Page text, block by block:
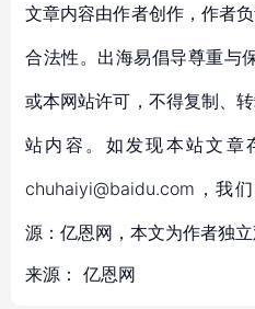
文章内容由作者创作，作者
合法性。出海易倡导尊重与
或本网站许可，不得复制、
站内容。如发现本站文章
chuhaiyi@baidu.com，我
源：亿恩网，本文为作者独
来源： 亿恩网